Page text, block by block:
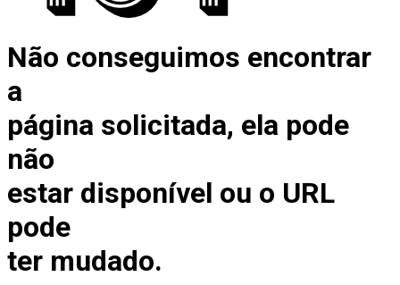
Não conseguimos encontrar
a
página solicitada, ela pode
não
estar disponível ou o URL
pode
ter mudado.